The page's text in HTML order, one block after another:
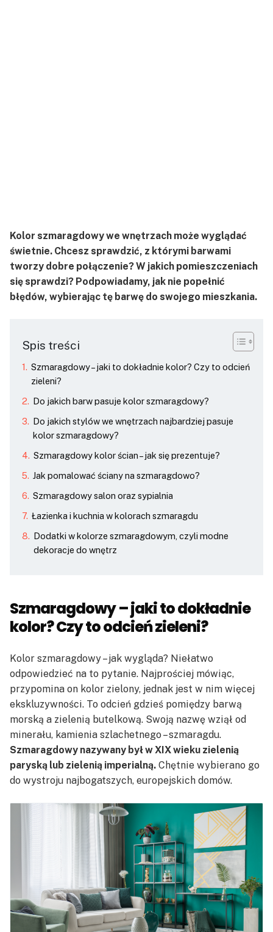
Kolor szmaragdowy we wnętrzach może wyglądać
świetnie. Chcesz sprawdzić, z którymi barwami
tworzy dobre połączenie? W jakich pomieszczeniach
się sprawdzi? Podpowiadamy, jak nie popełnić
błędów, wybierając tę barwę do swojego mieszkania.
Spis treści
Szmaragdowy – jaki to dokładnie kolor? Czy to odcień
zieleni?
Do jakich barw pasuje kolor szmaragdowy?
Do jakich stylów we wnętrzach najbardziej pasuje
kolor szmaragdowy?
Szmaragdowy kolor ścian – jak się prezentuje?
Jak pomalować ściany na szmaragdowo?
Szmaragdowy salon oraz sypialnia
Łazienka i kuchnia w kolorach szmaragdu
Dodatki w kolorze szmaragdowym, czyli modne
dekoracje do wnętrz
Szmaragdowy – jaki to dokładnie
kolor? Czy to odcień zieleni?
Kolor szmaragdowy – jak wygląda? Niełatwo
odpowiedzieć na to pytanie. Najprościej mówiąc,
przypomina on kolor zielony, jednak jest w nim więcej
ekskluzywności. To odcień gdzieś pomiędzy barwą
morską a zielenią butelkową. Swoją nazwę wziął od
minerału, kamienia szlachetnego – szmaragdu.
Szmaragdowy nazywany był w XIX wieku zielenią
paryską lub zielenią imperialną. Chętnie wybierano go
do wystroju najbogatszych, europejskich domów.